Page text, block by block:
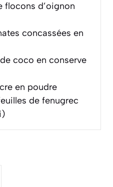
flocons d’oignon
concassées en
coco en conserve
en poudre
de fenugrec